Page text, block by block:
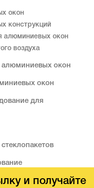
окон
конструкций
алюминиевых окон
воздуха
алюминиевых окон
окон
для
и получайте